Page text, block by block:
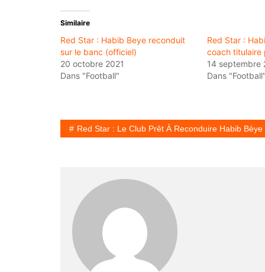
Similaire
Red Star : Habib Beye reconduit
sur le banc (officiel)
20 octobre 2021
Dans "Football"
Red Star :
coach titulaire
14 septembre
Dans "Football"
Red Star : Le Club Prêt À Reconduire Habib Bèye